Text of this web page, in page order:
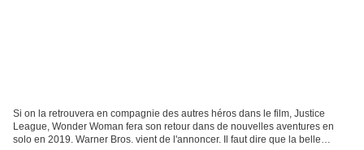
Si on la retrouvera en compagnie des autres héros dans le film, Justice
League, Wonder Woman fera son retour dans de nouvelles aventures en
solo en 2019. Warner Bros. vient de l'annoncer. Il faut dire que la belle